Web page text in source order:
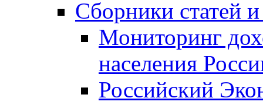
Сборники статей
Мониторинг
населения
Российский